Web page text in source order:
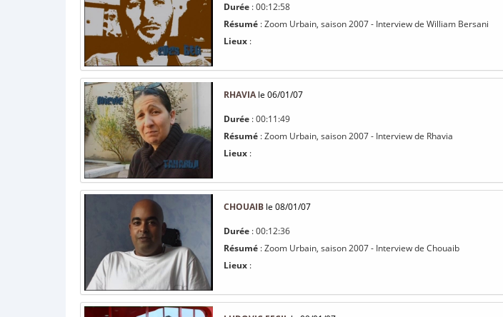
Durée : 00:12:58
Résumé : Zoom Urbain, saison 2007 - Interview de William Bersani
Lieux :
RHAVIA le 06/01/07
Durée : 00:11:49
Résumé : Zoom Urbain, saison 2007 - Interview de Rhavia
Lieux :
CHOUAIB le 08/01/07
Durée : 00:12:36
Résumé : Zoom Urbain, saison 2007 - Interview de Chouaib
Lieux :